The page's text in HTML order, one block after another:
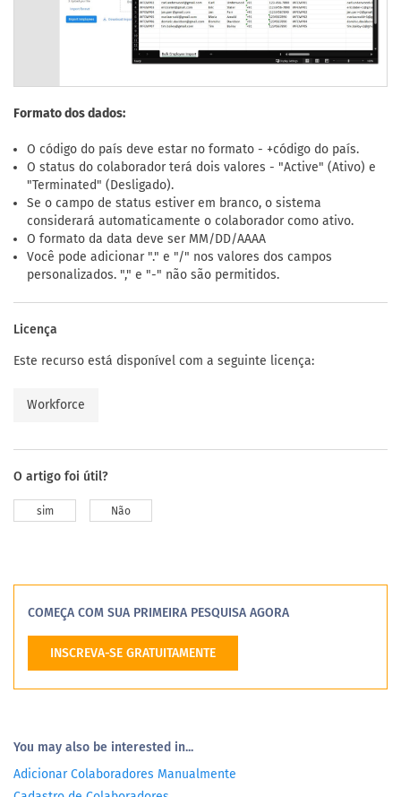
Formato dos dados:
O código do país deve estar no formato - +código do país.
O status do colaborador terá dois valores - "Active" (Ativo) e
"Terminated" (Desligado).
Se o campo de status estiver em branco, o sistema
considerará automaticamente o colaborador como ativo.
O formato da data deve ser MM/DD/AAAA
Você pode adicionar "." e "/" nos valores dos campos
personalizados. "," e "-" não são permitidos.
Licença
Este recurso está disponível com a seguinte licença:
Workforce
O artigo foi útil?
sim Não
COMEÇA COM SUA PRIMEIRA PESQUISA AGORA
INSCREVA-SE GRATUITAMENTE
You may also be interested in...
Adicionar Colaboradores Manualmente